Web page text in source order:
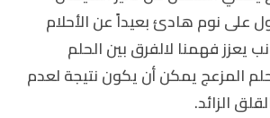
على نوم هادئ بعيداً عن الأحلام
يعزز فهمنا لالفرق بين الحلم
المزعج يمكن أن يكون نتيجة لعدم
الزائد.